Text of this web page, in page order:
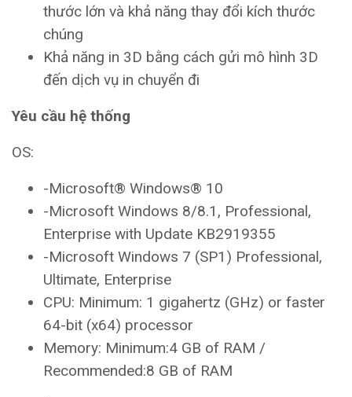
thước lớn và khả năng thay đổi kích thước
chúng
Khả năng in 3D bằng cách gửi mô hình 3D
đến dịch vụ in chuyển đi
Yêu cầu hệ thống
OS:
-Microsoft® Windows® 10
-Microsoft Windows 8/8.1, Professional,
Enterprise with Update KB2919355
-Microsoft Windows 7 (SP1) Professional,
Ultimate, Enterprise
CPU: Minimum: 1 gigahertz (GHz) or faster
64-bit (x64) processor
Memory: Minimum:4 GB of RAM /
Recommended:8 GB of RAM